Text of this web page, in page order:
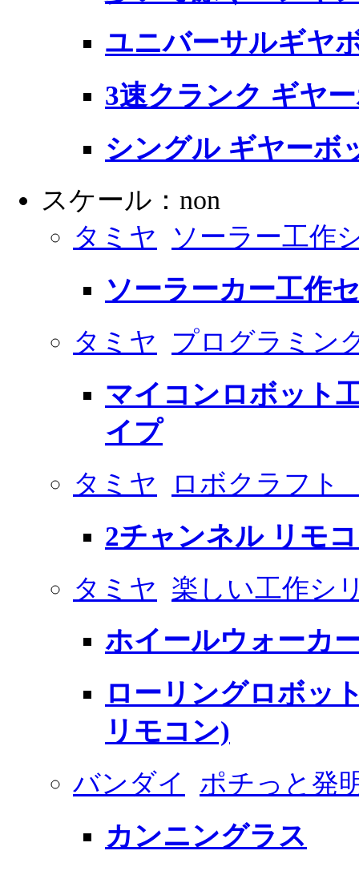
ユニバーサルギヤ
3速クランク ギヤ
シングル ギヤーボ
スケール：non
タミヤ
ソーラー工作
ソーラーカー工作
タミヤ プログラミン
マイコンロボット
イプ
タミヤ ロボクラフ
2チャンネル リモ
タミヤ 楽しい工作シ
ホイールウォーカ
ローリングロボッ
リモコン)
バンダイ ポチっと発
カンニングラス